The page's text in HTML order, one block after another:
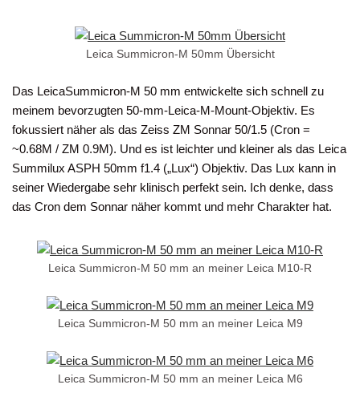
Leica Summicron-M 50mm Übersicht
Das LeicaSummicron-M 50 mm entwickelte sich schnell zu
meinem bevorzugten 50-mm-Leica-M-Mount-Objektiv. Es
fokussiert näher als das Zeiss ZM Sonnar 50/1.5 (Cron =
~0.68M / ZM 0.9M). Und es ist leichter und kleiner als das Leica
Summilux ASPH 50mm f1.4 („Lux“) Objektiv. Das Lux kann in
seiner Wiedergabe sehr klinisch perfekt sein. Ich denke, dass
das Cron dem Sonnar näher kommt und mehr Charakter hat.
Leica Summicron-M 50 mm an meiner Leica M10-R
Leica Summicron-M 50 mm an meiner Leica M9
Leica Summicron-M 50 mm an meiner Leica M6